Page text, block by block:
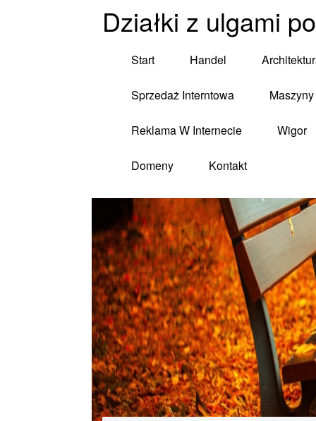
Działki z ulgami
Start Handel
Sprzedaż Interntowa
Reklama W Internecie Wigor
Domeny Kontakt